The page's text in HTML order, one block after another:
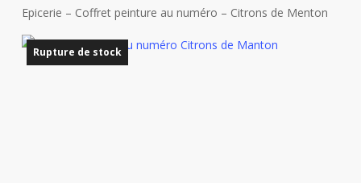
Epicerie – Coffret peinture au numéro – Citrons de Menton
Rupture de stock